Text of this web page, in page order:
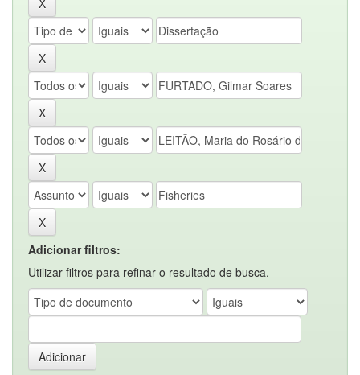
Adicionar filtros:
Utilizar filtros para refinar o resultado de busca.